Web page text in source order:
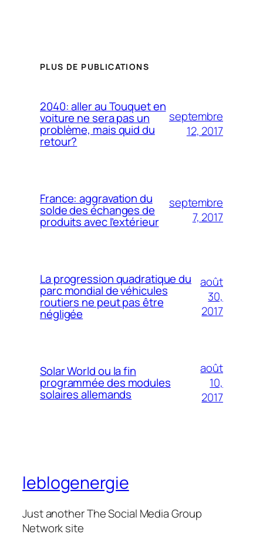
PLUS DE PUBLICATIONS
2040: aller au Touquet en
voiture ne sera pas un
problème, mais quid du
retour?
septembre
12, 2017
France: aggravation du
solde des échanges de
produits avec l’extérieur
septembre
7, 2017
La progression quadratique du
parc mondial de véhicules
routiers ne peut pas être
négligée
août
30,
2017
Solar World ou la fin
programmée des modules
solaires allemands
août
10,
2017
leblogenergie
Just another The Social Media Group
Network site